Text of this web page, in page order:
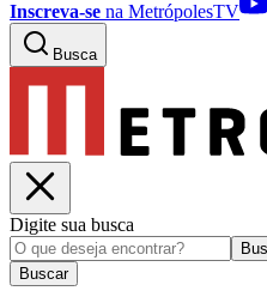
Inscreva-se na MetrópolesTV
Busca
Digite sua busca
Buscar